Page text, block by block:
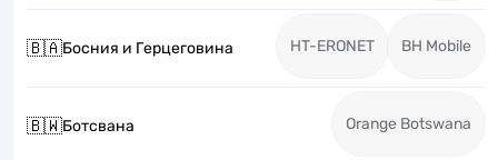
🇧🇦Босния и Герцеговина HT-ERONET BH Mobile
🇧🇼Ботсвана Orange Botswana